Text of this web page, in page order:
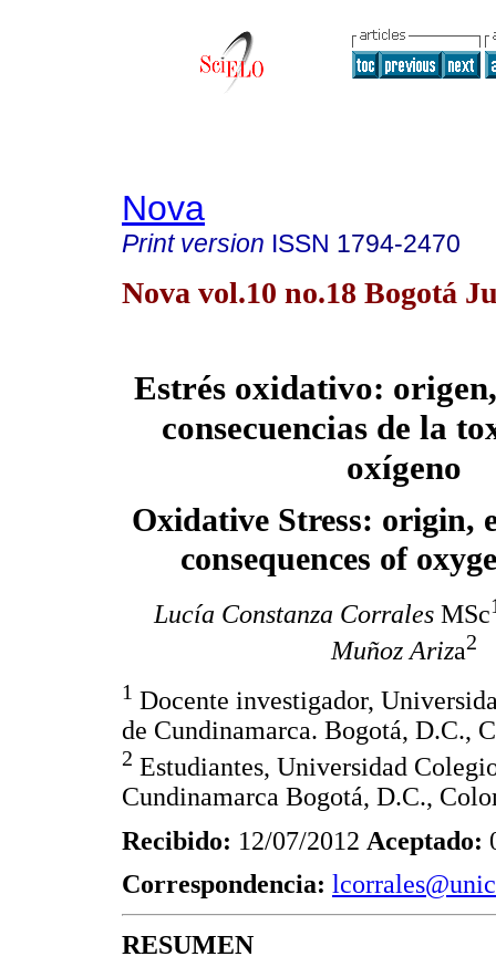
Nova
Print version ISSN 1794-2470
Nova vol.10 no.18 Bogotá
Estrés oxidativo:
consecuencias de la
oxígeno
Oxidative Stress: origin,
consequences of
Lucía Constanza Corrales MSc
Muñoz Ariza2
1 Docente investigador,
de Cundinamarca. Bogotá, D.C.,
2 Estudiantes, Universidad
Cundinamarca Bogotá, D.C.,
Recibido: 12/07/2012 Aceptado:
Correspondencia:
RESUMEN